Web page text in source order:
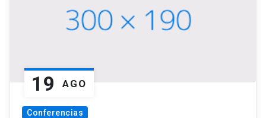
19 AGO
Conferencias